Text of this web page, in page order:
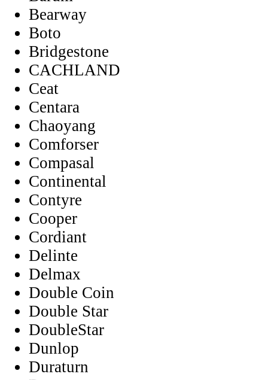
Bearway
Boto
Bridgestone
CACHLAND
Ceat
Centara
Chaoyang
Comforser
Compasal
Continental
Contyre
Cooper
Cordiant
Delinte
Delmax
Double Coin
Double Star
DoubleStar
Dunlop
Duraturn